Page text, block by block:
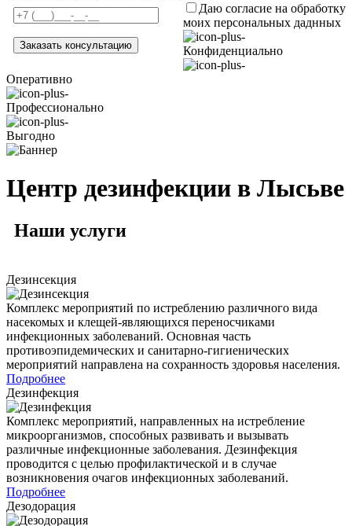
Даю согласие на обработку
моих персональных даднных
Конфиденциально
Оперативно
Профессионально
Выгодно
Центр дезинфекции в Лысьве
Наши услуги
Дезинсекция
Комплекс мероприятий по истреблению различного вида
насекомых и клещей-являющихся переносчиками
инфекционных заболеваний. Основная часть
противоэпидемических и санитарно-гигиенических
мероприятий направлена на сохранность здоровья населения.
Подробнее
Дезинфекция
Комплекс мероприятий, направленных на истребление
микроорганизмов, способных развивать и вызывать
различные инфекционные заболевания. Дезинфекция
проводится с целью профилактической и в случае
возникновения очагов инфекционных заболеваний.
Подробнее
Дезодорация